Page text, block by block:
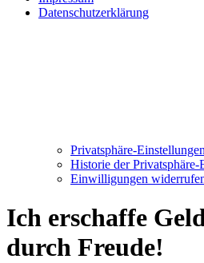
Datenschutzerklärung
Privatsphäre-
Historie der Privatsphäre-
Einwilligungen
Ich erschaffe
durch Freude!